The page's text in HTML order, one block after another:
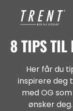
8 TIPS TIL
Her får du
inspirere deg
med OG
ønsker